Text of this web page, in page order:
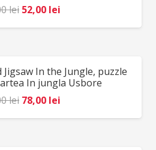
lei Prețul
inițial
64,00 lei.
52,00 lei
curent
In the Jungle, puzzle
In jungla Usbore
lei Prețul
inițial
78,00 lei
curent